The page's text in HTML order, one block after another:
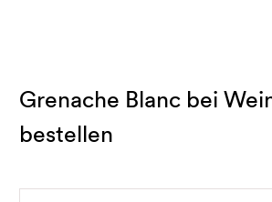
Grenache Blanc bei
bestellen